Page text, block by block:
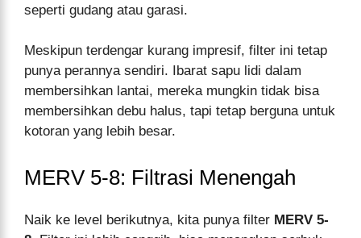
seperti gudang atau garasi.
Meskipun terdengar kurang impresif, filter ini tetap
punya perannya sendiri. Ibarat sapu lidi dalam
membersihkan lantai, mereka mungkin tidak bisa
membersihkan debu halus, tapi tetap berguna untuk
kotoran yang lebih besar.
MERV 5-8: Filtrasi Menengah
Naik ke level berikutnya, kita punya filter MERV 5-